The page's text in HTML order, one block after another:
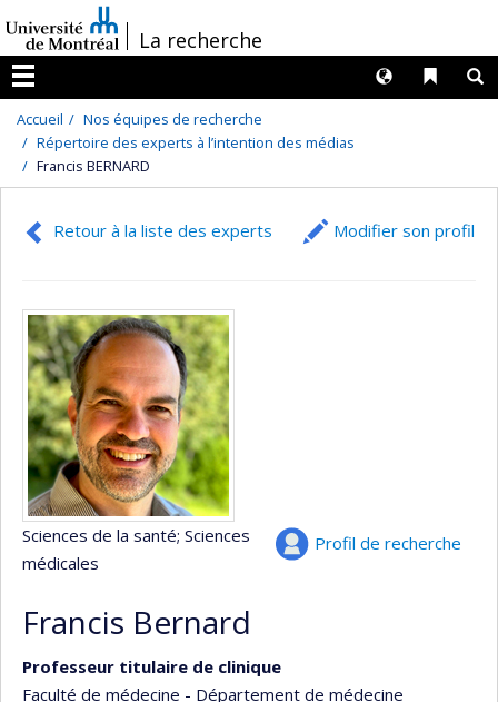
au
contenu
/La recherche
Menu
Liens
Langues
Accueil
Nos équipes de recherche
Répertoire des experts à l’intention des médias
Francis BERNARD
Retour à la liste des experts Modifier son profil
Profil de recherche
Sciences de la santé; Sciences
médicales
Francis Bernard
Professeur titulaire de clinique
Faculté de médecine - Département de médecine